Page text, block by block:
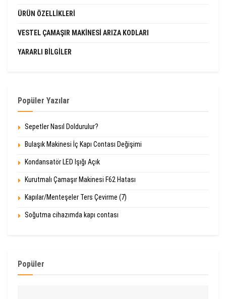
ÜRÜN ÖZELLIKLERI
VESTEL ÇAMAŞIR MAKINESI ARIZA KODLARI
YARARLI BILGILER
Popüler Yazılar
Sepetler Nasıl Doldurulur?
Bulaşık Makinesi İç Kapı Contası Değişimi
Kondansatör LED Işığı Açık
Kurutmalı Çamaşır Makinesi F62 Hatası
Kapılar/Menteşeler Ters Çevirme (7)
Soğutma cihazımda kapı contası
Popüler